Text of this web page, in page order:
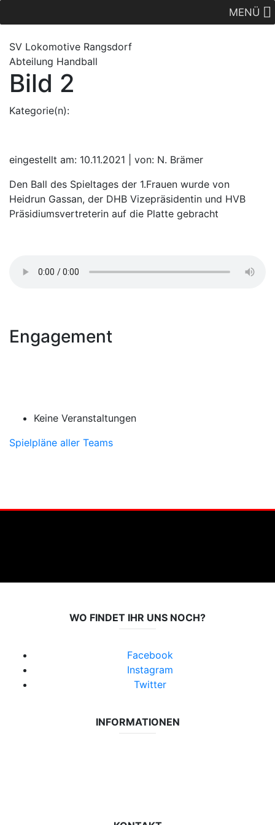
MENÜ
SV Lokomotive Rangsdorf
Abteilung Handball
Bild 2
Kategorie(n):
eingestellt am: 10.11.2021 | von: N. Brämer
Den Ball des Spieltages der 1.Frauen wurde von
Heidrun Gassan, der DHB Vizepräsidentin und HVB
Präsidiumsvertreterin auf die Platte gebracht
Engagement
Keine Veranstaltungen
Spielpläne aller Teams
WO FINDET IHR UNS NOCH?
Facebook
Instagram
Twitter
INFORMATIONEN